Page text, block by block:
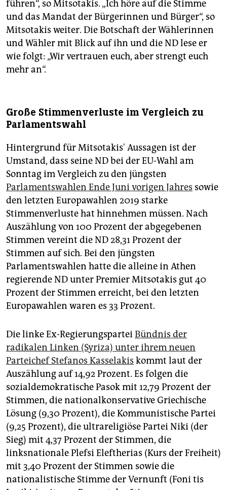
führen“, so Mitsotakis. „Ich höre auf die Stimme
und das Mandat der Bürgerinnen und Bürger“, so
Mitsotakis weiter. Die Botschaft der Wählerinnen
und Wähler mit Blick auf ihn und die ND lese er
wie folgt: „Wir vertrauen euch, aber strengt euch
mehr an“.
Große Stimmenverluste im Vergleich zu
Parlamentswahl
Hintergrund für Mitsotakis' Aussagen ist der
Umstand, dass seine ND bei der EU-Wahl am
Sonntag im Vergleich zu den jüngsten
Parlamentswahlen Ende Juni vorigen Jahres sowie
den letzten Europawahlen 2019 starke
Stimmenverluste hat hinnehmen müssen. Nach
Auszählung von 100 Prozent der abgegebenen
Stimmen vereint die ND 28,31 Prozent der
Stimmen auf sich. Bei den jüngsten
Parlamentswahlen hatte die alleine in Athen
regierende ND unter Premier Mitsotakis gut 40
Prozent der Stimmen erreicht, bei den letzten
Europawahlen waren es 33 Prozent.
Die linke Ex-RegierungsparteiBündnis der
radikalen Linken (Syriza) unter ihrem neuen
Parteichef Stefanos Kasselakis kommt laut der
Auszählung auf 14,92 Prozent. Es folgen die
sozialdemokratische Pasok mit 12,79 Prozent der
Stimmen, die nationalkonservative Griechische
Lösung (9,30 Prozent), die Kommunistische Partei
(9,25 Prozent), die ultrareligiöse Partei Niki (der
Sieg) mit 4,37 Prozent der Stimmen, die
linksnationale Plefsi Eleftherias (Kurs der Freiheit)
mit 3,40 Prozent der Stimmen sowie die
nationalistische Stimme der Vernunft (Foni tis